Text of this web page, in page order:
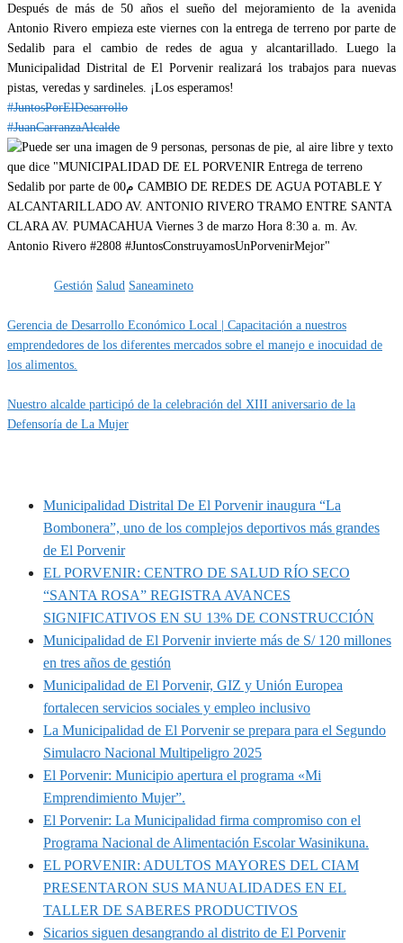
Después de más de 50 años el sueño del mejoramiento de la avenida
Antonio Rivero empieza este viernes con la entrega de terreno por parte de
Sedalib para el cambio de redes de agua y alcantarillado. Luego la
Municipalidad Distrital de El Porvenir realizará los trabajos para nuevas
pistas, veredas y sardineles. ¡Los esperamos!
#JuntosPorElDesarrollo
#JuanCarranzaAlcalde
Gestión Salud Saneamineto
Gerencia de Desarrollo Económico Local | Capacitación a nuestros
emprendedores de los diferentes mercados sobre el manejo e inocuidad de
los alimentos.
Nuestro alcalde participó de la celebración del XIII aniversario de la
Defensoría de La Mujer
Municipalidad Distrital De El Porvenir inaugura “La
Bombonera”, uno de los complejos deportivos más grandes
de El Porvenir
EL PORVENIR: CENTRO DE SALUD RÍO SECO
“SANTA ROSA” REGISTRA AVANCES
SIGNIFICATIVOS EN SU 13% DE CONSTRUCCIÓN
Municipalidad de El Porvenir invierte más de S/ 120 millones
en tres años de gestión
Municipalidad de El Porvenir, GIZ y Unión Europea
fortalecen servicios sociales y empleo inclusivo
La Municipalidad de El Porvenir se prepara para el Segundo
Simulacro Nacional Multipeligro 2025
El Porvenir: Municipio apertura el programa «Mi
Emprendimiento Mujer”.
El Porvenir: La Municipalidad firma compromiso con el
Programa Nacional de Alimentación Escolar Wasinikuna.
EL PORVENIR: ADULTOS MAYORES DEL CIAM
PRESENTARON SUS MANUALIDADES EN EL
TALLER DE SABERES PRODUCTIVOS
Sicarios siguen desangrando al distrito de El Porvenir